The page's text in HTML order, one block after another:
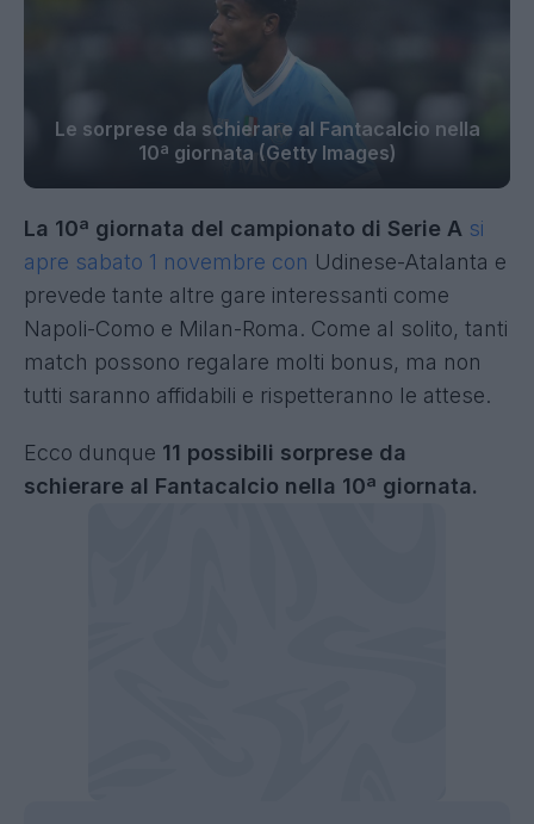
Le sorprese da schierare al Fantacalcio nella
10ª giornata (Getty Images)
La 10ª giornata del campionato di Serie A si
apre sabato 1 novembre con Udinese-Atalanta e
prevede tante altre gare interessanti come
Napoli-Como e Milan-Roma. Come al solito, tanti
match possono regalare molti bonus, ma non
tutti saranno affidabili e rispetteranno le attese.
Ecco dunque 11 possibili sorprese da
schierare al Fantacalcio nella 10ª giornata.